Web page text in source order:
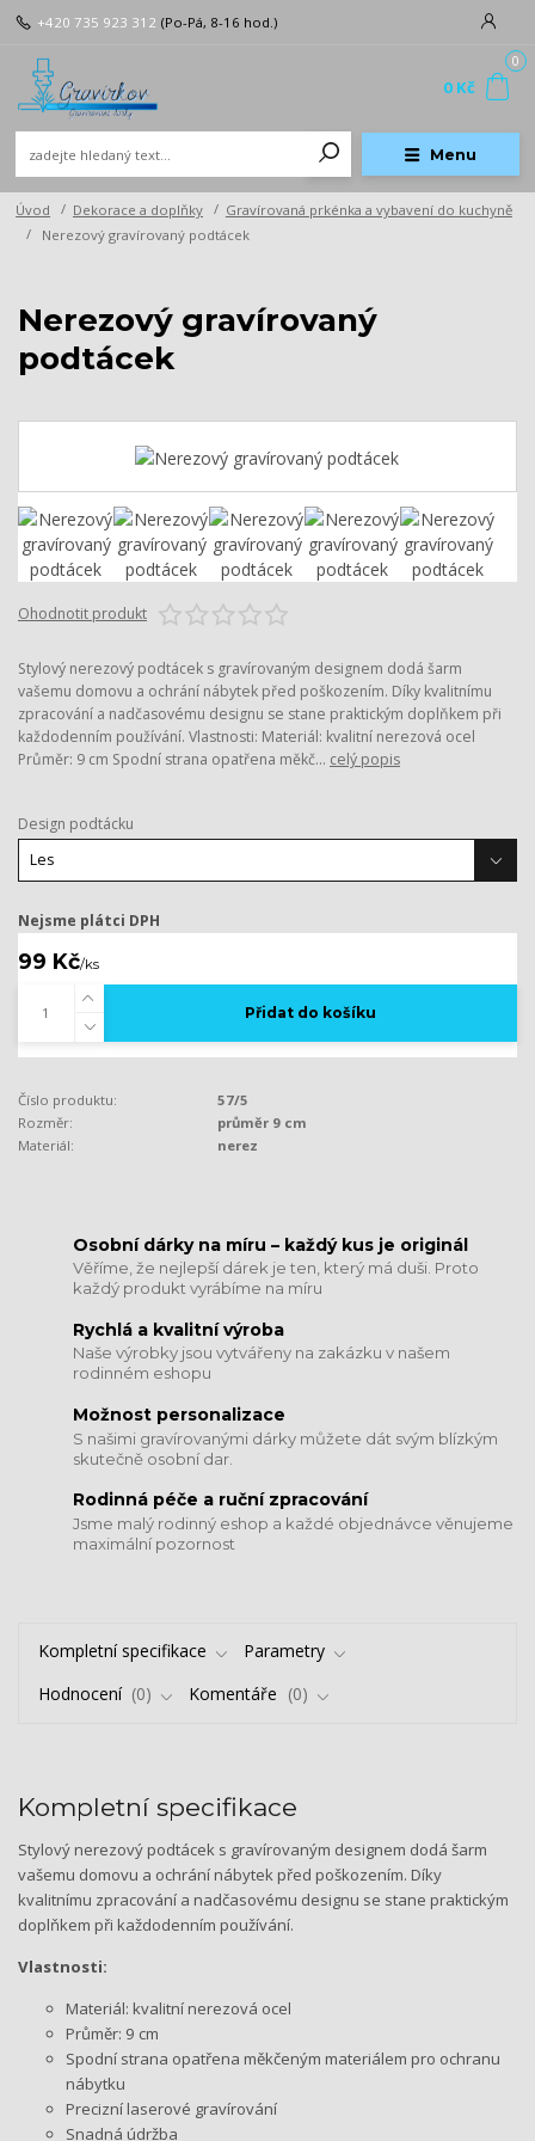
Menu
+420 735 923 312 (Po-Pá, 8-16 hod.)
0
0 Kč
Úvod Dekorace a doplňky
Gravírovaná prkénka a vybavení do kuchyně
Nerezový gravírovaný podtácek
Nerezový gravírovaný
podtácek
Ohodnotit produkt
Stylový nerezový podtácek s gravírovaným designem dodá šarm
vašemu domovu a ochrání nábytek před poškozením. Díky kvalitnímu
zpracování a nadčasovému designu se stane praktickým doplňkem při
každodenním používání. Vlastnosti: Materiál: kvalitní nerezová ocel
Průměr: 9 cm Spodní strana opatřena měkč... celý popis
Design podtácku
Nejsme plátci DPH
99 Kč/ks
Přidat do košíku
Číslo produktu:
57/5
Rozměr:
průměr 9 cm
Materiál:
nerez
​​​​​​​Osobní dárky na míru – každý kus je originál
Věříme, že nejlepší dárek je ten, který má duši. Proto
každý produkt vyrábíme na míru
Rychlá a kvalitní výroba
Naše výrobky jsou vytvářeny na zakázku v našem
rodinném eshopu
Možnost personalizace
S našimi gravírovanými dárky můžete dát svým blízkým
skutečně osobní dar.
​​​​​​​Rodinná péče a ruční zpracování
Jsme malý rodinný eshop a každé objednávce věnujeme
maximální pozornost
Kompletní specifikace
Parametry
Hodnocení
0 Komentáře 0
Kompletní specifikace
Stylový nerezový podtácek s gravírovaným designem dodá šarm
vašemu domovu a ochrání nábytek před poškozením. Díky
kvalitnímu zpracování a nadčasovému designu se stane praktickým
doplňkem při každodenním používání.
Vlastnosti:
Materiál: kvalitní nerezová ocel
Průměr: 9 cm
Spodní strana opatřena měkčeným materiálem pro ochranu
nábytku
Precizní laserové gravírování
Snadná údržba